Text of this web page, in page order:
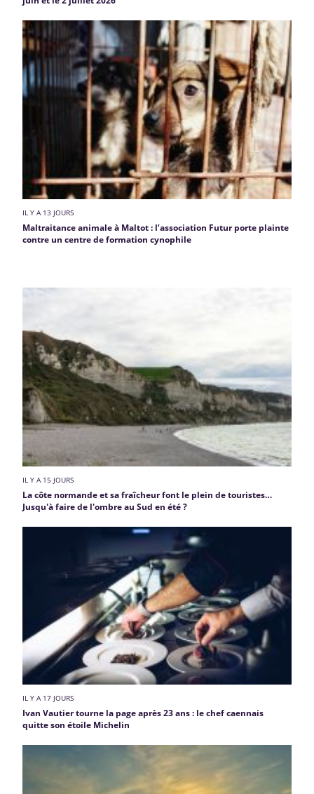
IL Y A 13 JOURS
Maltraitance animale à Maltot : l’association Futur porte plainte
contre un centre de formation cynophile
IL Y A 15 JOURS
La côte normande et sa fraîcheur font le plein de touristes…
Jusqu'à faire de l'ombre au Sud en été ?
IL Y A 17 JOURS
Ivan Vautier tourne la page après 23 ans : le chef caennais
quitte son étoile Michelin